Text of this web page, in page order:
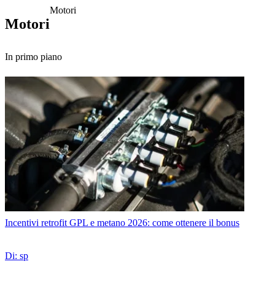
Motori
Motori
In primo piano
Incentivi retrofit GPL e metano 2026: come ottenere il bonus
Di: sp